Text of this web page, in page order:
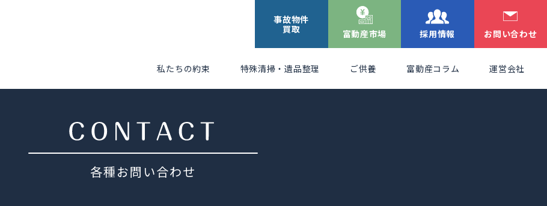
私たちの約束 特殊清掃・遺品整理 ご供養 富動産コラム 運営会社
事故物件
買取
富動産市場 採用情報 お問い合わせ
各種お問い合わせ